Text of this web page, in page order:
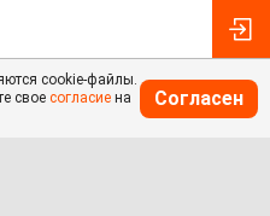
cookie-файлы.
свое согласие на
Согласен